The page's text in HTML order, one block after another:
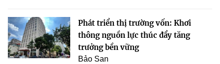
Phát triển thị trường vốn: Khơi
thông nguồn lực thúc đẩy tăng
trưởng bền vững
Bảo San